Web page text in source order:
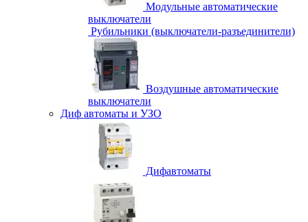
Модульные автоматические
выключатели
Рубильники (выключатели-разъединители)
Воздушные автоматические
выключатели
Диф автоматы и УЗО
Дифавтоматы